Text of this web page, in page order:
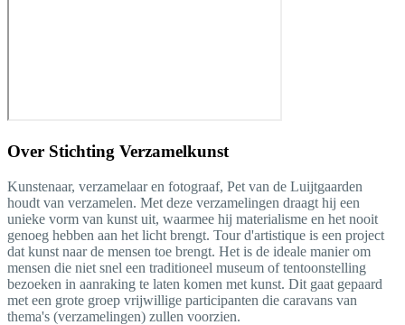
Over Stichting Verzamelkunst
Kunstenaar, verzamelaar en fotograaf, Pet van de Luijtgaarden
houdt van verzamelen. Met deze verzamelingen draagt hij een
unieke vorm van kunst uit, waarmee hij materialisme en het nooit
genoeg hebben aan het licht brengt. Tour d'artistique is een project
dat kunst naar de mensen toe brengt. Het is de ideale manier om
mensen die niet snel een traditioneel museum of tentoonstelling
bezoeken in aanraking te laten komen met kunst. Dit gaat gepaard
met een grote groep vrijwillige participanten die caravans van
thema's (verzamelingen) zullen voorzien.